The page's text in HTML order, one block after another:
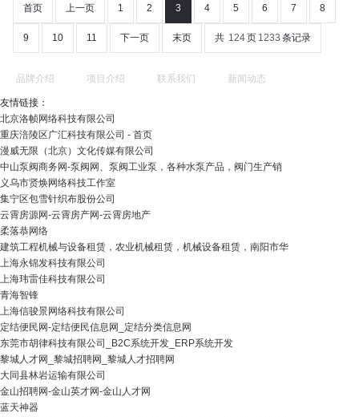
首页 上一页 1 2 3 4 5 6 7 8
9 10 11 下一页 末页 共 124页 1233 条记录
品牌介绍 项目介绍 联系我们 新闻动态
友情链接：
北京洛帧网络科技有限公司
重庆涪陵区广汇科技有限公司 - 首页
漫威无限（北京）文化传媒有限公司
中山泵阀商务网-泵阀网、泵阀工业泵，各种水泵产品，阀门生产销
义乌市贤焕网络科技工作室
集宁区包雪针织布股份公司
云霄房源网-云霄房产网-云霄房地产
柔落恭网络
建筑工程机械与设备租赁，农业机械租赁，机械设备租赁，南阳市华
上海永锦发科技有限公司
上海玮雷佳科技有限公司
青海智锋
上海信骏景网络科技有限公司
定结便民网-定结便民信息网_定结分类信息网
东莞市胡律科技有限公司_B2C系统开发_ERP系统开发
黎城人才网_黎城招聘网_黎城人才招聘网
大同县林岩运输有限公司
金山招聘网-金山英才网-金山人才网
蓝天神器